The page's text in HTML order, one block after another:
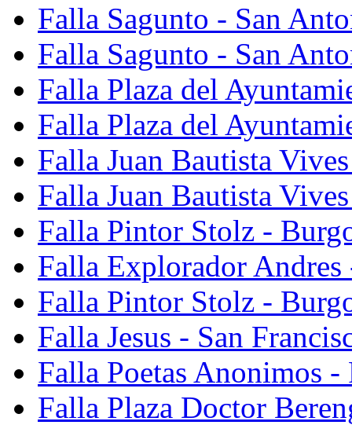
Falla Sagunto - San
Falla Sagunto - San
Falla Plaza del
Falla Plaza del
Falla Juan Bautista
Falla Juan Bautista
Falla Pintor Stolz -
Falla Explorador Andres
Falla Pintor Stolz -
Falla Jesus - San
Falla Poetas Anonimos
Falla Plaza Doctor